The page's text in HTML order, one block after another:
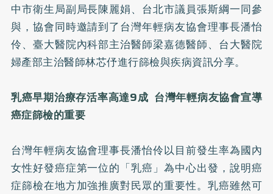
中市衛生局副局長陳麗娟、台北市議員張斯綱一同參
與，協會同時邀請到了台灣年輕病友協會理事長潘怡
伶、臺大醫院內科部主治醫師梁嘉德醫師、台大醫院
婦產部主治醫師林芯伃進行篩檢與疾病資訊分享。
乳癌早期治療存活率高達9成 台灣年輕病友協會宣導
癌症篩檢的重要
台灣年輕病友協會理事長潘怡伶以目前發生率為國內
女性好發癌症第一位的「乳癌」為中心出發，說明癌
症篩檢在地方加強推廣對民眾的重要性。乳癌雖然可